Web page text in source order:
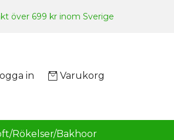
över 699 kr inom Sverige
in Varukorg
Rökelser/Bakhoor